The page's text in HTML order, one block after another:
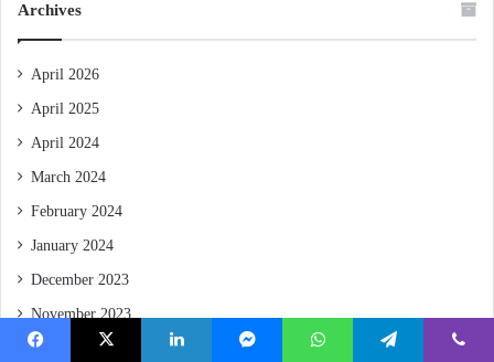
Archives
April 2026
April 2025
April 2024
March 2024
February 2024
January 2024
December 2023
November 2023
October 2023